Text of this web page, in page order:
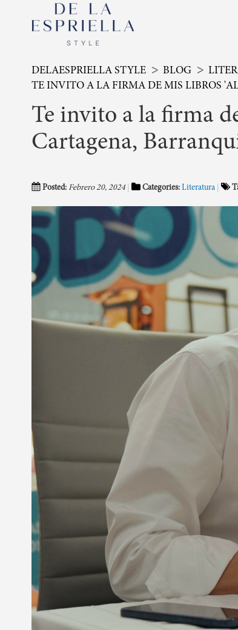
DELAESPRIELLA STYLE BLOG
TE INVITO A LA FIRMA DE MIS LIBROS
Te invito a la firma
Cartagena,
Posted: Febrero 20, 2024 Categories: Literatura